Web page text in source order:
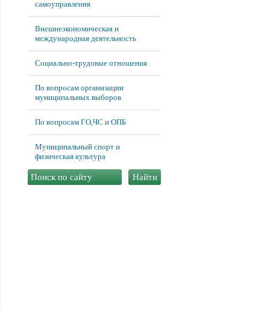
самоуправления
Внешнеэкономическая и
международная деятельность
Социально-трудовые отношения
По вопросам организации
муниципальных выборов
По вопросам ГО,ЧС и ОПБ
Муниципальный спорт и
физическая культура